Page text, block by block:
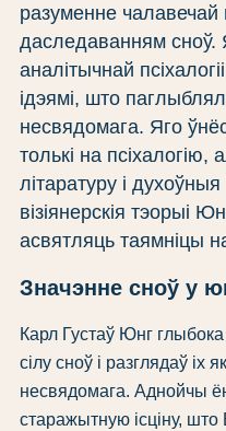
разуменне чалавечай
даследаванням сноў.
аналітычнай
ідэямі, што
несвядомага. Яго
толькі на псіхалогію,
літаратуру і
візіянерскія тэорыі
асвятляць таямніцы
Значэнне сноў у
Карл Густаў Юнг
сілу сноў і разглядаў
несвядомага. Аднойчы
старажытную ісціну,